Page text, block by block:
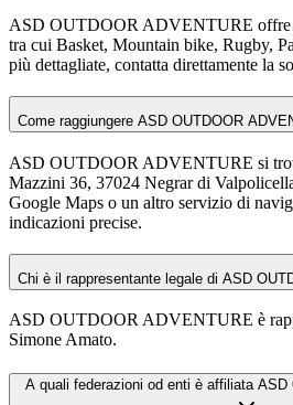
ASD OUTDOOR ADVENTURE offre
tra cui Basket, Mountain bike, Rugby,
più dettagliate, contatta direttamente la
ASD OUTDOOR ADVENTURE si
Mazzini 36, 37024 Negrar di
Google Maps o un altro servizio di
indicazioni precise.
ASD OUTDOOR ADVENTURE è
Simone Amato.